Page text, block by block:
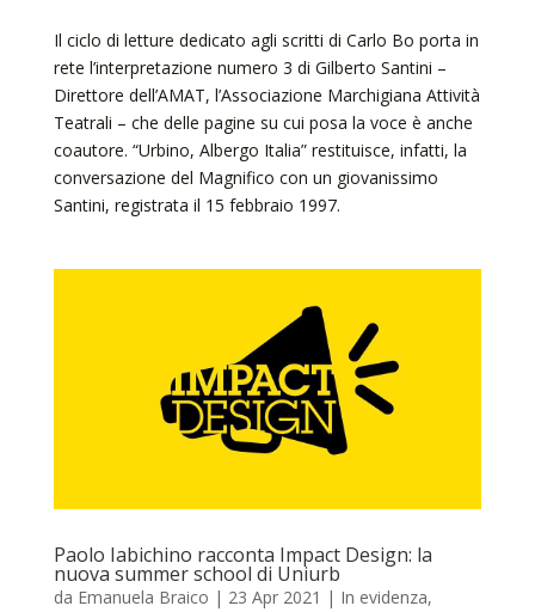
Il ciclo di letture dedicato agli scritti di Carlo Bo porta in
rete l’interpretazione numero 3 di Gilberto Santini –
Direttore dell’AMAT, l’Associazione Marchigiana Attività
Teatrali – che delle pagine su cui posa la voce è anche
coautore. “Urbino, Albergo Italia” restituisce, infatti, la
conversazione del Magnifico con un giovanissimo
Santini, registrata il 15 febbraio 1997.
Paolo Iabichino racconta Impact Design: la
nuova summer school di Uniurb
da Emanuela Braico | 23 Apr 2021 | In evidenza,